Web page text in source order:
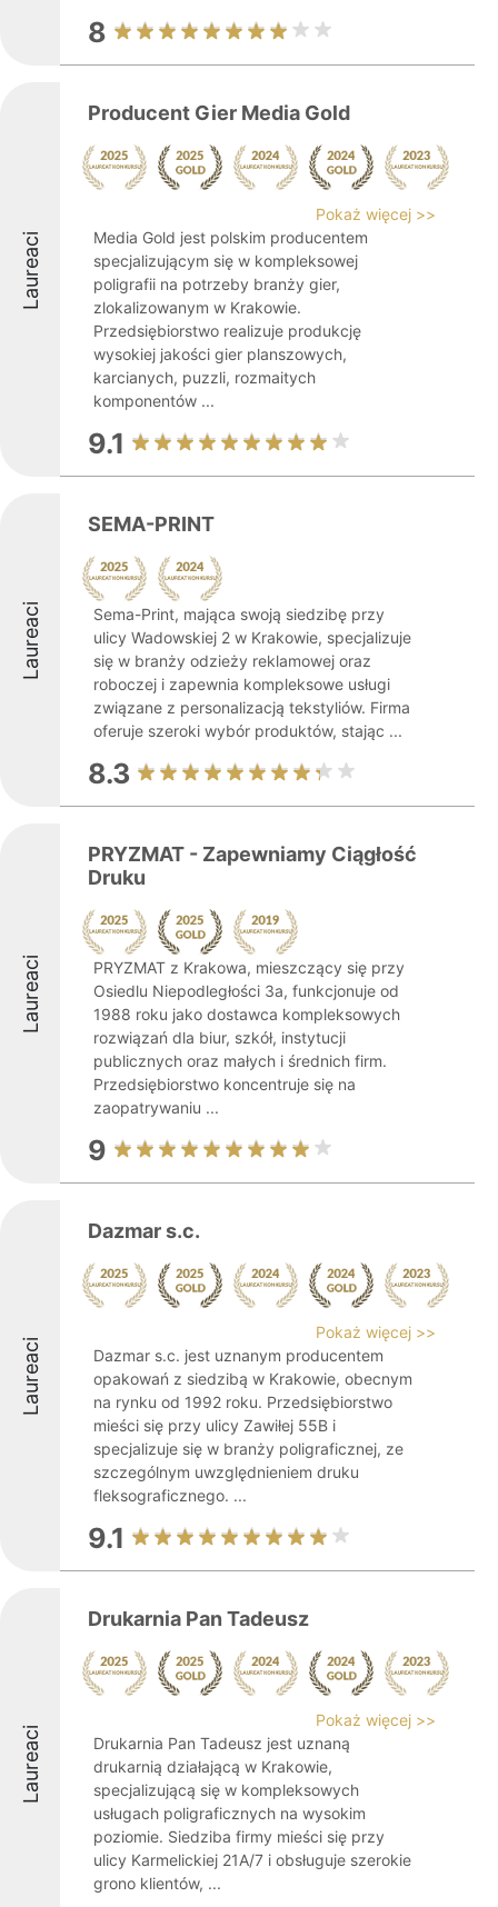
8
Laureaci
Producent Gier Media Gold
Pokaż więcej >>
Media Gold jest polskim producentem
specjalizującym się w kompleksowej
poligrafii na potrzeby branży gier,
zlokalizowanym w Krakowie.
Przedsiębiorstwo realizuje produkcję
wysokiej jakości gier planszowych,
karcianych, puzzli, rozmaitych
komponentów ...
9.1
Laureaci
SEMA-PRINT
Sema-Print, mająca swoją siedzibę przy
ulicy Wadowskiej 2 w Krakowie, specjalizuje
się w branży odzieży reklamowej oraz
roboczej i zapewnia kompleksowe usługi
związane z personalizacją tekstyliów. Firma
oferuje szeroki wybór produktów, stając ...
8.3
Laureaci
PRYZMAT - Zapewniamy Ciągłość
Druku
PRYZMAT z Krakowa, mieszczący się przy
Osiedlu Niepodległości 3a, funkcjonuje od
1988 roku jako dostawca kompleksowych
rozwiązań dla biur, szkół, instytucji
publicznych oraz małych i średnich firm.
Przedsiębiorstwo koncentruje się na
zaopatrywaniu ...
9
Laureaci
Dazmar s.c.
Pokaż więcej >>
Dazmar s.c. jest uznanym producentem
opakowań z siedzibą w Krakowie, obecnym
na rynku od 1992 roku. Przedsiębiorstwo
mieści się przy ulicy Zawiłej 55B i
specjalizuje się w branży poligraficznej, ze
szczególnym uwzględnieniem druku
fleksograficznego. ...
9.1
Laureaci
Drukarnia Pan Tadeusz
Pokaż więcej >>
Drukarnia Pan Tadeusz jest uznaną
drukarnią działającą w Krakowie,
specjalizującą się w kompleksowych
usługach poligraficznych na wysokim
poziomie. Siedziba firmy mieści się przy
ulicy Karmelickiej 21A/7 i obsługuje szerokie
grono klientów, ...